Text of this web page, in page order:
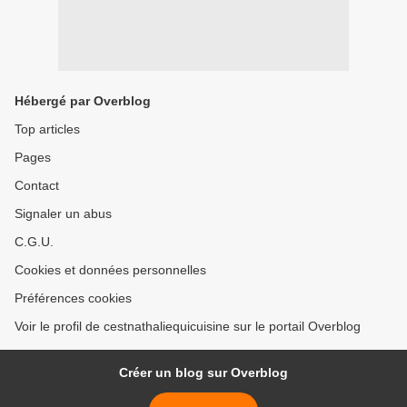
Hébergé par Overblog
Top articles
Pages
Contact
Signaler un abus
C.G.U.
Cookies et données personnelles
Préférences cookies
Voir le profil de cestnathaliequicuisine sur le portail Overblog
Créer un blog sur Overblog